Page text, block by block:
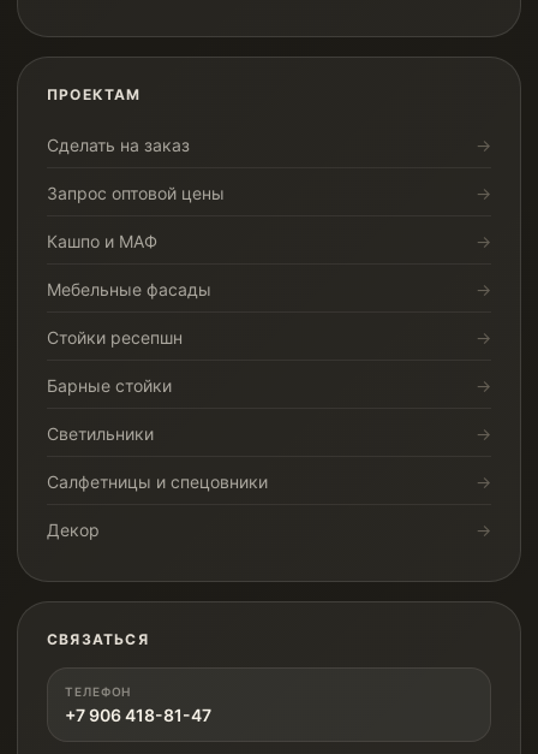
ПРОЕКТАМ
Сделать на заказ
Запрос оптовой цены
Кашпо и МАФ
Мебельные фасады
Стойки ресепшн
Барные стойки
Светильники
Салфетницы и спецовники
Декор
СВЯЗАТЬСЯ
ТЕЛЕФОН
+7 906 418-81-47